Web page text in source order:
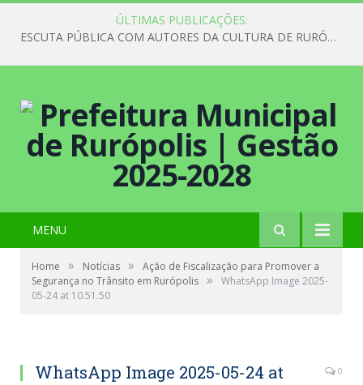
ÚLTIMAS PUBLICAÇÕES:
ESCUTA PÚBLICA COM AUTORES DA CULTURA DE RURÓPOLIS
MENU
Home » Notícias »
Ação de Fiscalização para Promover a
Segurança no Trânsito em Rurópolis »
WhatsApp Image 2025-
05-24 at 10.51.50
WhatsApp Image 2025-05-24 at
0